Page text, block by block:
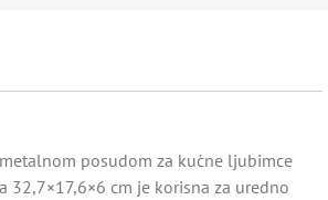
posudom za kućne ljubimce
32,7×17,6×6 cm je korisna za uredno